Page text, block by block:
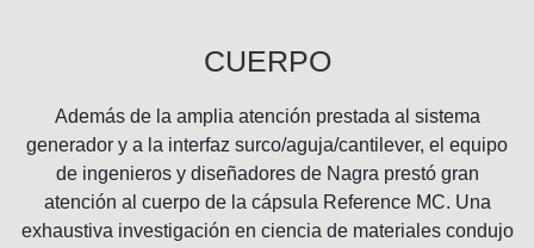
CUERPO
Además de la amplia atención prestada al sistema
generador y a la interfaz surco/aguja/cantilever, el equipo
de ingenieros y diseñadores de Nagra prestó gran
atención al cuerpo de la cápsula Reference MC. Una
exhaustiva investigación en ciencia de materiales condujo